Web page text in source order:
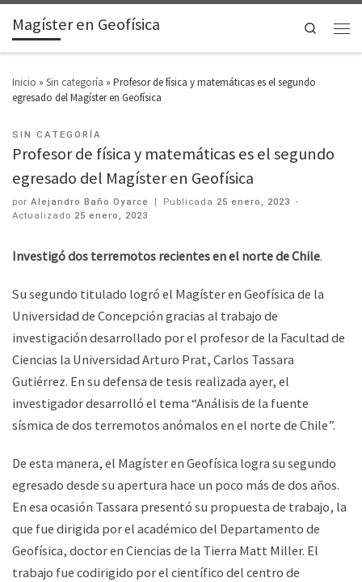
Magíster en Geofísica Search
Inicio » Sin categoría » Profesor de física y matemáticas es el segundo
egresado del Magíster en Geofísica
SIN CATEGORÍA
Profesor de física y matemáticas es el segundo
egresado del Magíster en Geofísica
por Alejandro Baño Oyarce | Publicada25 enero, 2023 -
Actualizado 25 enero, 2023
Investigó dos terremotos recientes en el norte de Chile.
Su segundo titulado logró el Magíster en Geofísica de la
Universidad de Concepción gracias al trabajo de
investigación desarrollado por el profesor de la Facultad de
Ciencias la Universidad Arturo Prat, Carlos Tassara
Gutiérrez. En su defensa de tesis realizada ayer, el
investigador desarrolló el tema “Análisis de la fuente
sísmica de dos terremotos anómalos en el norte de Chile”.
De esta manera, el Magíster en Geofísica logra su segundo
egresado desde su apertura hace un poco más de dos años.
En esa ocasión Tassara presentó su propuesta de trabajo, la
que fue dirigida por el académico del Departamento de
Geofísica, doctor en Ciencias de la Tierra Matt Miller. El
trabajo fue codirigido por el científico del centro de